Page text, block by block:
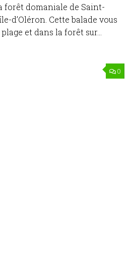
forêt domaniale de Saint-
d’Oléron. Cette balade vous
et dans la forêt sur...
0